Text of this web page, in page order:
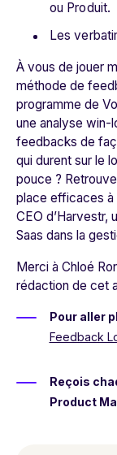
ou Produit.
Les
À vous de jouer
méthode de
programme de
une analyse win-
feedbacks de
qui durent sur le
pouce ?
place efficaces à
CEO d’Harvestr,
Saas dans la
Merci à Chloé
rédaction de cet
Pour aller
Feedback
Reçois
Product